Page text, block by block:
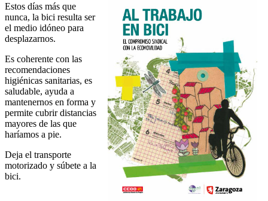
Estos días más que
nunca, la bici resulta ser
el medio idóneo para
desplazarnos.
Es coherente con las
recomendaciones
higiénicas sanitarias, es
saludable, ayuda a
mantenernos en forma y
permite cubrir distancias
mayores de las que
haríamos a pie.
Deja el transporte
motorizado y súbete a la
bici.